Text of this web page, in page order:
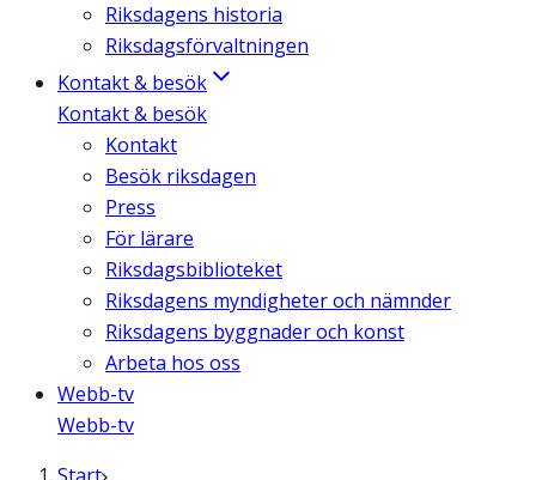
Riksdagens historia
Riksdagsförvaltningen
Kontakt & besök
Kontakt & besök
Kontakt
Besök riksdagen
Press
För lärare
Riksdagsbiblioteket
Riksdagens myndigheter och nämnder
Riksdagens byggnader och konst
Arbeta hos oss
Webb-tv
Webb-tv